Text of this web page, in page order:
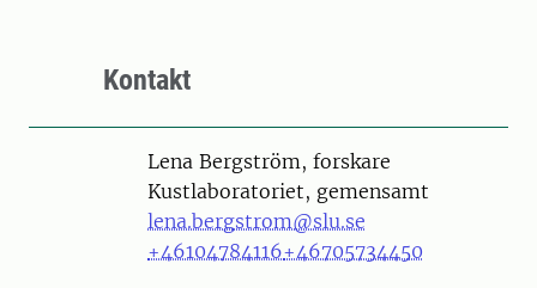
Kontakt
PersonLena Bergström, forskare
Kustlaboratoriet, gemensamt
lena.bergstrom@slu.se
+46104784116+46705734450